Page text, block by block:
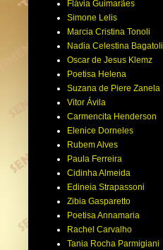
Flávia Guimarães
Simone Lelis
Marcia Cristina Tonoli
Nadia Celestina Bagatoli
Oscar de Jesus Klemz
Poetisa Helena
Suzana de Piere Zanela
Vitor Ávila
Carmencita Henderson
Elenice Dorneles
Rubem Alves
Paula Ferreira
Cidinha Almeida
Edineia Strapassoni
Zibia Gasparetto
Poetisa Annamaria
Rachel Carvalho
Tania Rocha Parmigiani